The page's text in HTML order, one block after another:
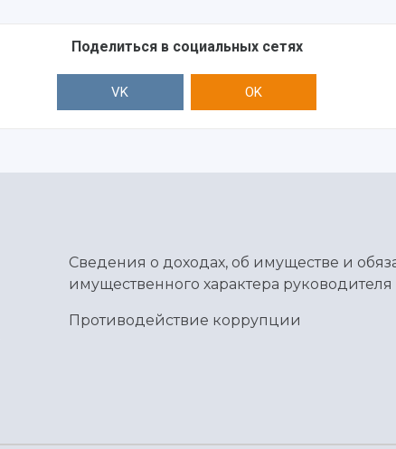
Поделиться в социальных сетях
VK OK
Сведения о доходах, об имуществе и
имущественного характера
Противодействие коррупции